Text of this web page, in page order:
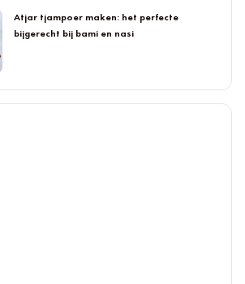
Atjar tjampoer maken: het perfecte
bijgerecht bij bami en nasi